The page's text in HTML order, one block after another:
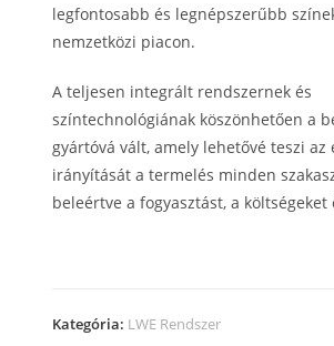
legfontosabb és legnépszerűbb
nemzetközi piacon.
A teljesen integrált rendszernek és
színtechnológiának köszönhetően a
gyártóvá vált, amely lehetővé teszi az
irányítását a termelés minden
beleértve a fogyasztást, a
Kategória: LWE Rendszer